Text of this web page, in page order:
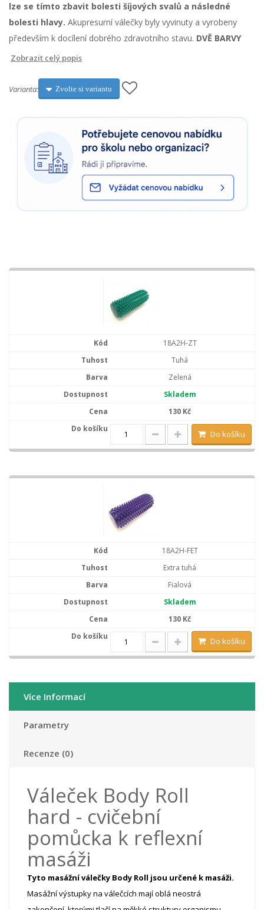
lze se tímto zbavit bolesti šíjových svalů a následné
bolesti hlavy. Akupresurní válečky byly vyvinuty a vyrobeny
především k docílení dobrého zdravotního stavu. DVĚ BARVY
Zobrazit celý popis
Varianta: Zvolte si variantu
18A2H-ZT
Tuhá
Zelená
Skladem
130 Kč
Do košíku
18A2H-FET
Extra tuhá
Fialová
Skladem
130 Kč
Do košíku
Více Informací
Parametry
Recenze (0)
Váleček Body Roll
hard - cvičební
pomůcka k reflexní
masáži
Tyto masážní válečky Body Roll jsou určené k masáži.
Masážní výstupky na válečcích mají oblá neostrá